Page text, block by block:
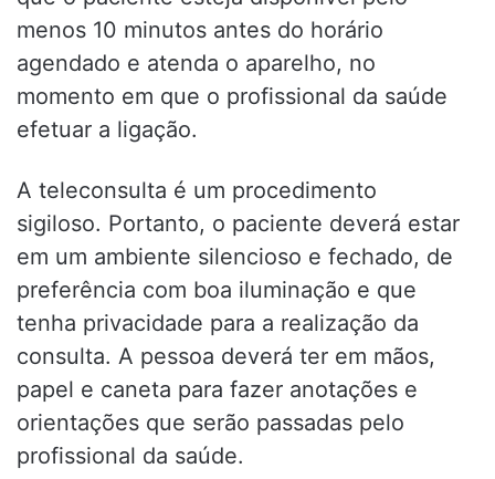
menos 10 minutos antes do horário
agendado e atenda o aparelho, no
momento em que o profissional da saúde
efetuar a ligação.
A teleconsulta é um procedimento
sigiloso. Portanto, o paciente deverá estar
em um ambiente silencioso e fechado, de
preferência com boa iluminação e que
tenha privacidade para a realização da
consulta. A pessoa deverá ter em mãos,
papel e caneta para fazer anotações e
orientações que serão passadas pelo
profissional da saúde.